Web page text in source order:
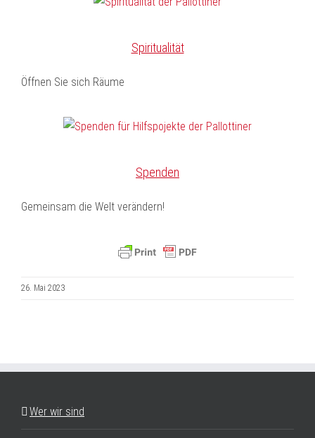
Spiritualität
Öffnen Sie sich Räume
Spenden
Gemeinsam die Welt verändern!
26. Mai 2023
Wer wir sind